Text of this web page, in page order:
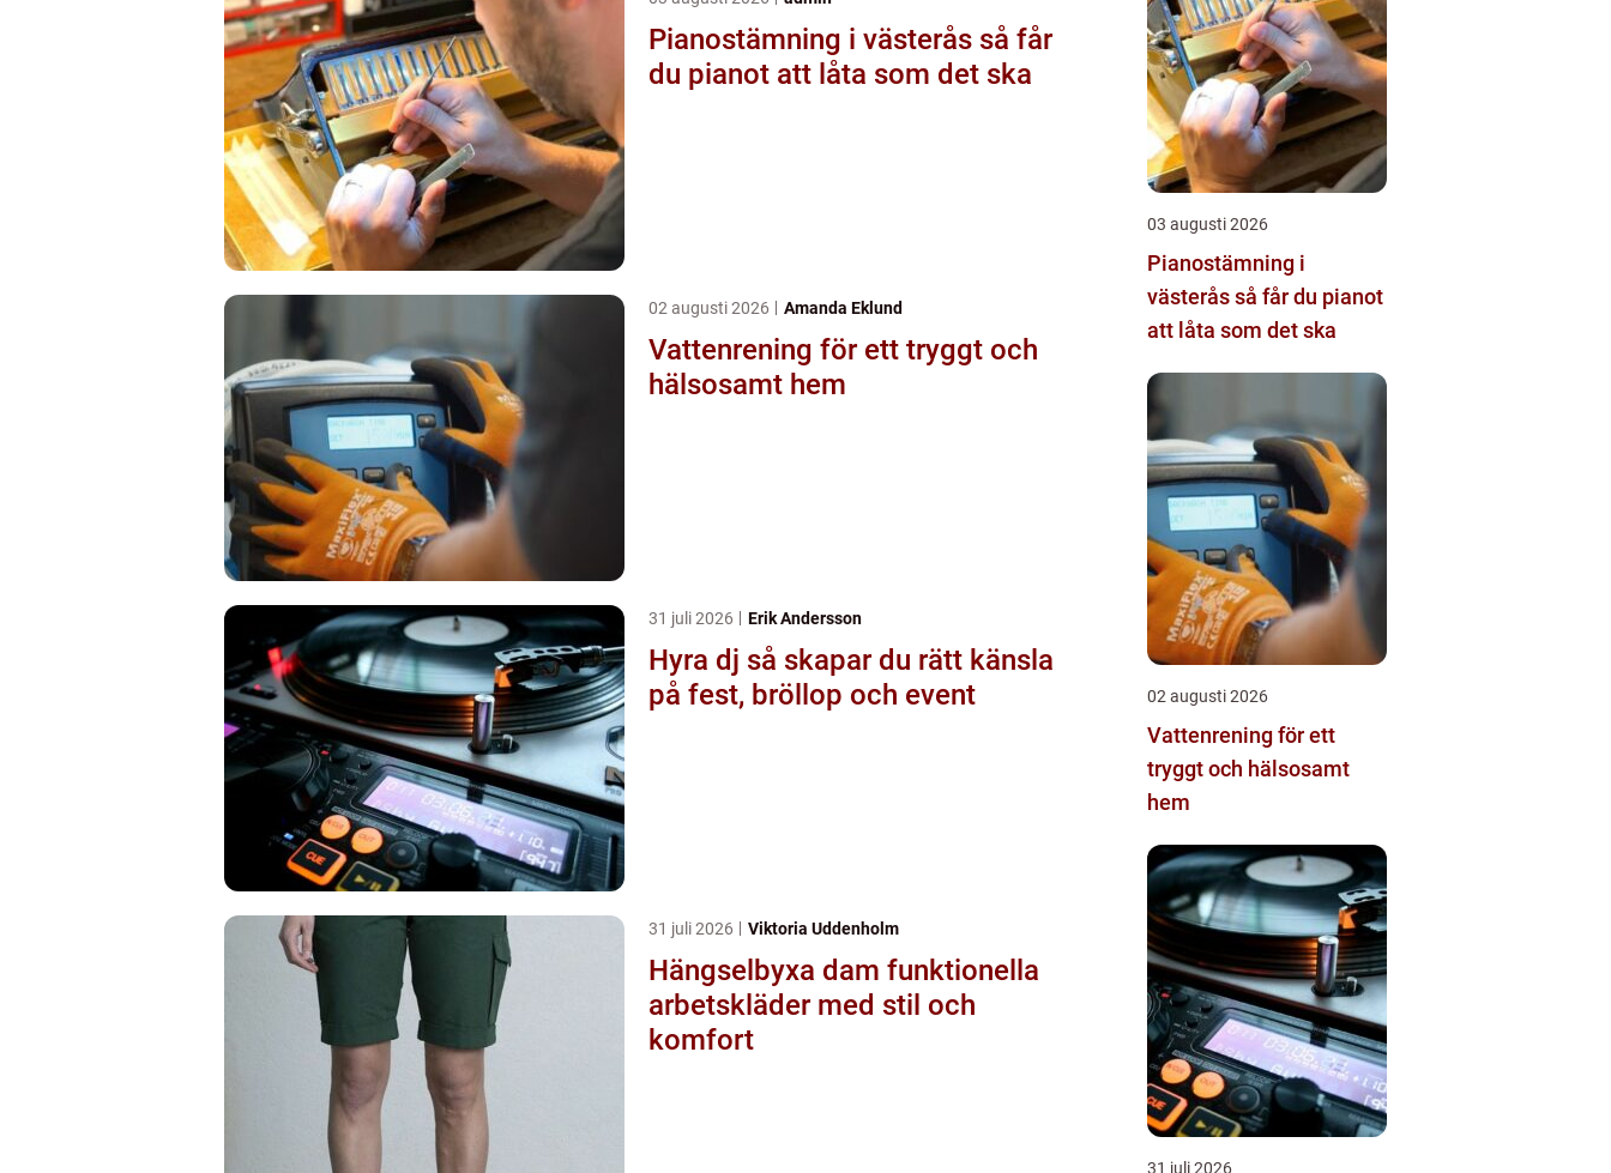
Pianostämning i västerås så får
du pianot att låta som det ska
02 augusti 2026 Amanda Eklund
Vattenrening för ett tryggt och
hälsosamt hem
31 juli 2026 Erik Andersson
Hyra dj så skapar du rätt känsla
på fest, bröllop och event
31 juli 2026 Viktoria Uddenholm
Hängselbyxa dam funktionella
arbetskläder med stil och
komfort
03 augusti 2026
Pianostämning i
västerås så får du pianot
att låta som det ska
02 augusti 2026
Vattenrening för ett
tryggt och hälsosamt
hem
31 juli 2026